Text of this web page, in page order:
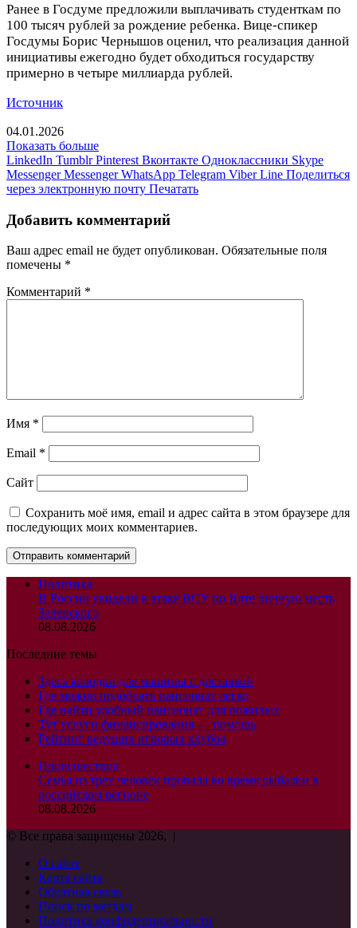
Ранее в Госдуме предложили выплачивать студенткам по
100 тысяч рублей за рождение ребенка. Вице-спикер
Госдумы Борис Чернышов оценил, что реализация данной
инициативы ежегодно будет обходиться государству
примерно в четыре миллиарда рублей.
Источник
04.01.2026
Показать больше
LinkedIn Tumblr Pinterest Вконтакте Одноклассники Skype
Messenger Messenger WhatsApp Telegram Viber Line Поделиться
через электронную почту Печатать
Добавить комментарий
Ваш адрес email не будет опубликован. Обязательные поля
помечены *
Комментарий *
Имя *
Email *
Сайт
Сохранить моё имя, email и адрес сайта в этом браузере для
последующих моих комментариев.
Политика
В России увидели в атаке ВСУ по Ялте личную месть
Зеленского
08.08.2026
Последние темы
Здесь колодки для машины с доставкой
Где можно подобрать пансионат легко
Где найти удобный пансионат для пожилых
Тут услуги финансирования — помощь
Рейтинг ведущих игровых клубов
Происшествия
Семья из трех человек пропала во время рыбалки в
российском регионе
08.08.2026
© Все права защищены 2026, |
О сайте
Карта сайта
Обратная связь
Поиск по меткам
Политика конфиденциальности